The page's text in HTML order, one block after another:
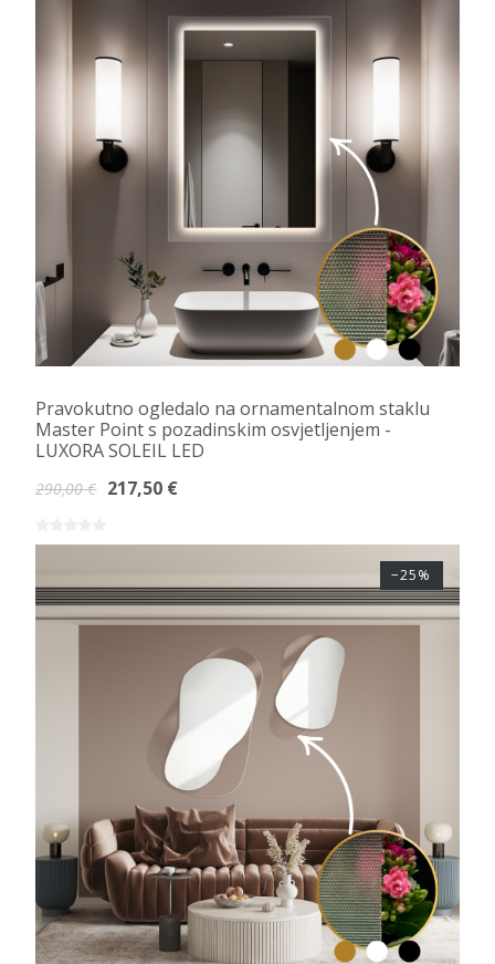
Pravokutno ogledalo na ornamentalnom staklu
Master Point s pozadinskim osvjetljenjem -
LUXORA SOLEIL LED
290,00 € 217,50 €
−25%